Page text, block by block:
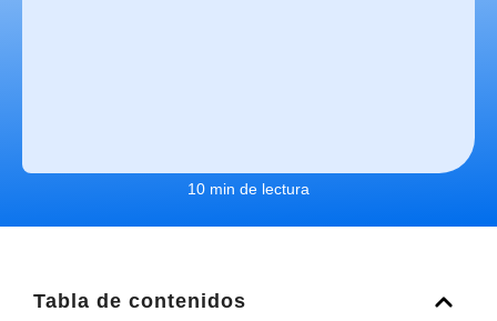
10 min de lectura
Tabla de contenidos